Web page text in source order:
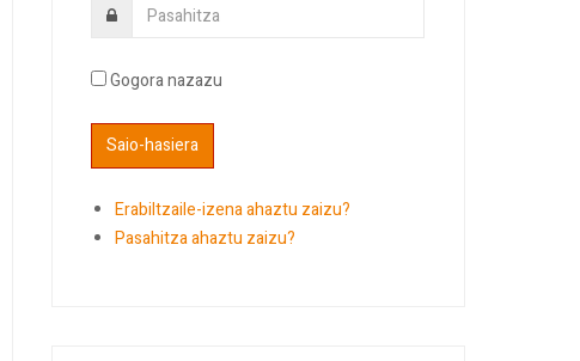
Gogora nazazu
Erabiltzaile-izena ahaztu zaizu?
Pasahitza ahaztu zaizu?